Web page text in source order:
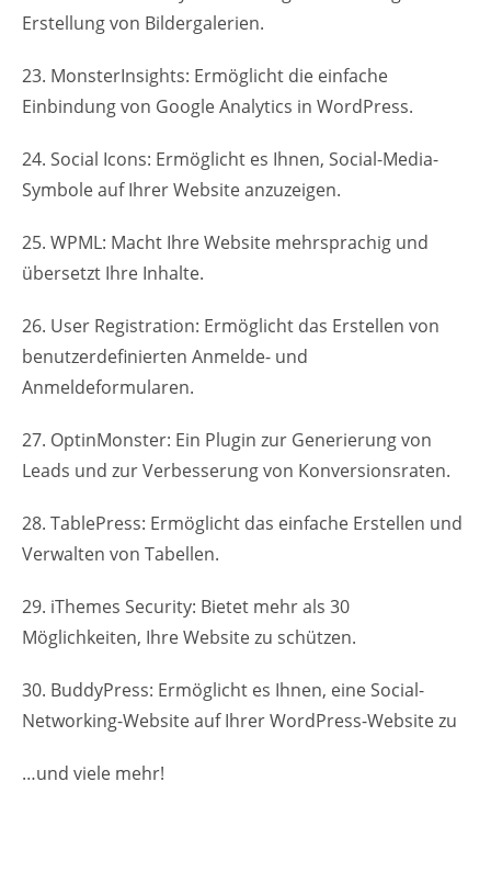
Erstellung von Bildergalerien.
23. MonsterInsights: Ermöglicht die einfache
Einbindung von Google Analytics in WordPress.
24. Social Icons: Ermöglicht es Ihnen, Social-Media-
Symbole auf Ihrer Website anzuzeigen.
25. WPML: Macht Ihre Website mehrsprachig und
übersetzt Ihre Inhalte.
26. User Registration: Ermöglicht das Erstellen von
benutzerdefinierten Anmelde- und
Anmeldeformularen.
27. OptinMonster: Ein Plugin zur Generierung von
Leads und zur Verbesserung von Konversionsraten.
28. TablePress: Ermöglicht das einfache Erstellen und
Verwalten von Tabellen.
29. iThemes Security: Bietet mehr als 30
Möglichkeiten, Ihre Website zu schützen.
30. BuddyPress: Ermöglicht es Ihnen, eine Social-
Networking-Website auf Ihrer WordPress-Website zu
…und viele mehr!